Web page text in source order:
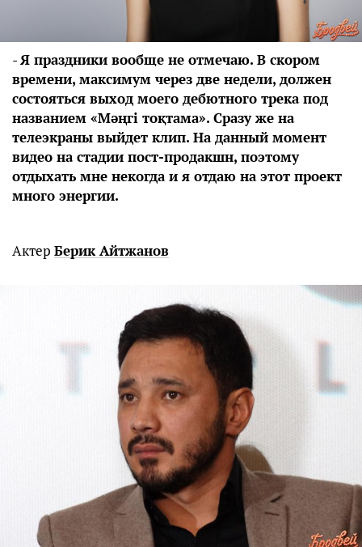
-Я праздники вообще не отмечаю. В скором
времени, максимум через две недели, должен
состояться выход моего дебютного трека под
названием «Мәңгi тоқтама». Сразу же на
телеэкраны выйдет клип. На данный момент
видео на стадии пост-продакшн, поэтому
отдыхать мне некогда и я отдаю на этот проект
много энергии.
Актер Берик Айтжанов